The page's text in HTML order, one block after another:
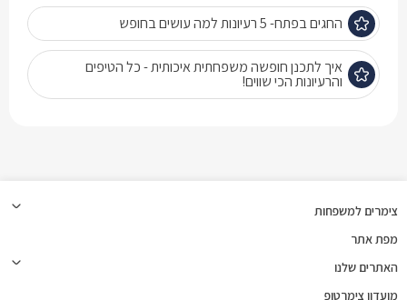
החגים בפתח- 5 רעיונות למה עושים בחופש
איך לתכנן חופשה משפחתית איכותית - כל הטיפים
והרעיונות הכי שווים!
צימרים למשפחות
מפת אתר
האתרים שלנו
מועדון צימרטופ